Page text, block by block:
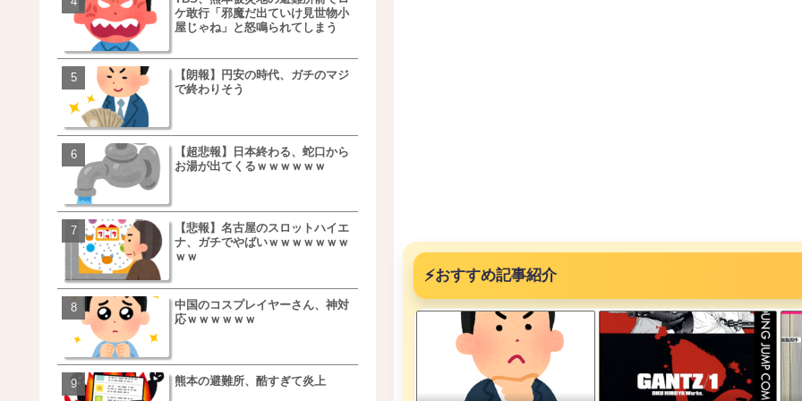
⚡おすすめ記事紹介
ケ敢行「邪魔だ出ていけ見世物小
屋じゃね」と怒鳴られてしまう
【朗報】円安の時代、ガチのマジ
で終わりそう
【超悲報】日本終わる、蛇口から
お湯が出てくるｗｗｗｗｗｗ
【悲報】名古屋のスロットハイエ
ナ、ガチでやばいｗｗｗｗｗｗｗ
ｗｗ
中国のコスプレイヤーさん、神対
応ｗｗｗｗｗｗ
熊本の避難所、酷すぎて炎上
事を言うｗｗｗｗｗｗｗｗｗｗｗ
ｗｗｗｗｗｗｗｗ
【朗報】NOギルティ炭酸、登場
【画像】例の梨を5000個失った農
家さん、少し流れが変わってくる
【悲報】日本、ついに駅そばの値
段が限界突破ｗｗｗｗｗｗｗｗｗ
【悲報】すき家、炎上ｗｗｗｗｗ
ｗｗｗｗｗｗｗｗｗｗｗｗｗｗｗ
【画像】三百円でできる豪遊、レ
ベチｗｗｗｗｗｗｗｗｗｗｗｗｗ